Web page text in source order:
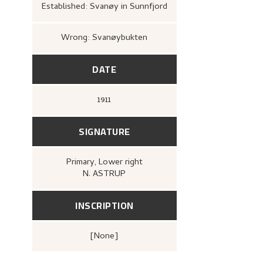
Established: Svanøy in Sunnfjord
Wrong: Svanøybukten
DATE
1911
SIGNATURE
Primary, Lower right
N. ASTRUP
INSCRIPTION
[none]